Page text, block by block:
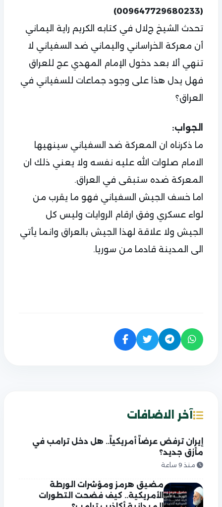
(009647729680233)
تحدث الشيخ جﻻل في كتابه الكريم راية اليماني
أن معركة الخراساني واليماني ضد السفياني ﻻ
تنهي أﻻ بعد دخول اﻹمام المهدي عج للعراق
فهل يدل هذا على وجود جماعات للسفياني في
العراق؟
الجواب:
ما ذكرناه ان المعركة ضد السفياني سينهيها
الامام صلوات الله عليه نفسه ولا يعني ذلك ان
المعركة ضده ستبقى في العراق.
اما خسف الجيش السفياني فهو ما يقرب من
لواء عسكري وفق ارقام الروايات وليس كل
الجيش ولا علاقة لهذا الجيش بالعراق وانما يأتي
الى المدينة قادما من سوريا.
آخر الاضافات
إيران ترفض عرضاً أمريكياً.. هل دخل ترامب في
مأزق جديد؟
منذ 9 ساعة
مضيق هرمز ومؤشرات الورطة
الأمريكية.. كيف فضحت التطورات